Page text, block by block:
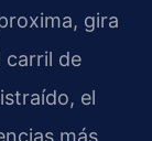
gira
carril de
el
más